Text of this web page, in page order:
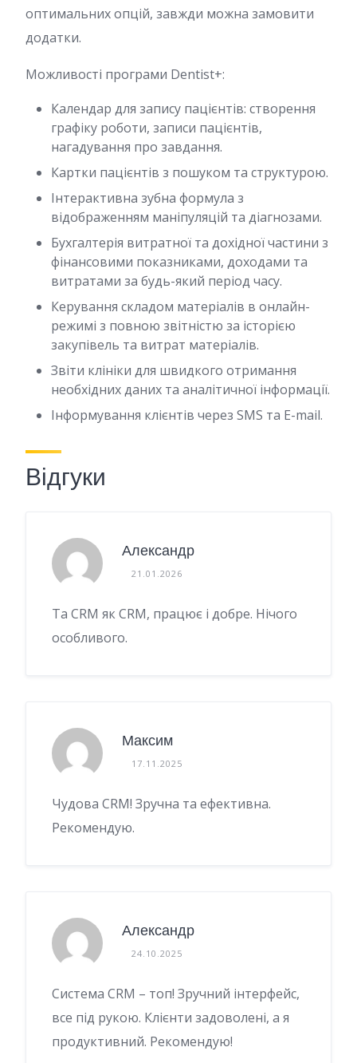
оптимальних опцій, завжди можна замовити
додатки.
Можливості програми Dentist+:
Календар для запису пацієнтів: створення
графіку роботи, записи пацієнтів,
нагадування про завдання.
Картки пацієнтів з пошуком та структурою.
Інтерактивна зубна формула з
відображенням маніпуляцій та діагнозами.
Бухгалтерія витратної та дохідної частини з
фінансовими показниками, доходами та
витратами за будь-який період часу.
Керування складом матеріалів в онлайн-
режимі з повною звітністю за історією
закупівель та витрат матеріалів.
Звіти клініки для швидкого отримання
необхідних даних та аналітичної інформації.
Інформування клієнтів через SMS та E-mail.
Відгуки
Александр
21.01.2026
Та CRM як CRM, працює і добре. Нічого
особливого.
Максим
17.11.2025
Чудова CRM! Зручна та ефективна.
Рекомендую.
Александр
24.10.2025
Система CRM – топ! Зручний інтерфейс,
все під рукою. Клієнти задоволені, а я
продуктивний. Рекомендую!